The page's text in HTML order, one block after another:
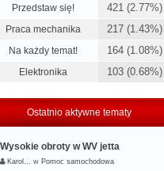
Przedstaw się! 421 (2.77%)
Praca mechanika 217 (1.43%)
Na każdy temat! 164 (1.08%)
Elektronika 103 (0.68%)
Ostatnio aktywne tematy
Wysokie obroty w WV jetta
Karol… w Pomoc samochodowa